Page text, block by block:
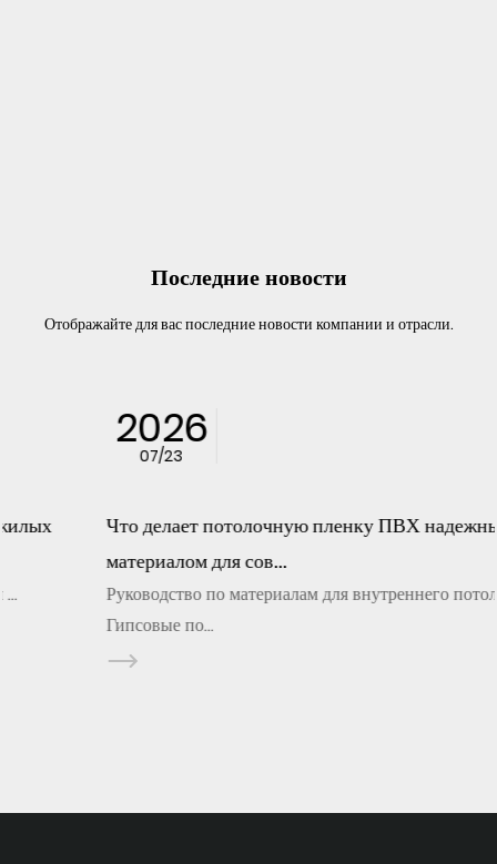
Последние новости
Отображайте для вас последние новости компании и отрасли.
2026
Что делает потолочную пленку ПВХ надежным
материалом для сов...
Руководство по материалам для внутреннего потолка
Гипсовые по...